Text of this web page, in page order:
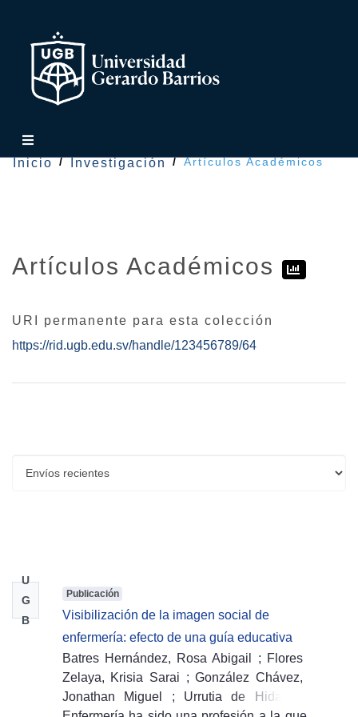
Inicio Investigación Artículos Académicos
Artículos Académicos
URI permanente para esta colección
https://rid.ugb.edu.sv/handle/123456789/64
U
G
B
Publicación
Visibilización de la imagen social de
enfermería: efecto de una guía educativa
Batres Hernández, Rosa Abigail
; Flores
Zelaya, Krisia Sarai ;González Chávez,
Jonathan Miguel
; Urrutia de Hidalgo,